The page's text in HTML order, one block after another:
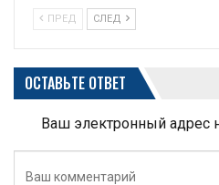
ПРЕД СЛЕД
ОСТАВЬТЕ ОТВЕТ
Ваш электронный адрес